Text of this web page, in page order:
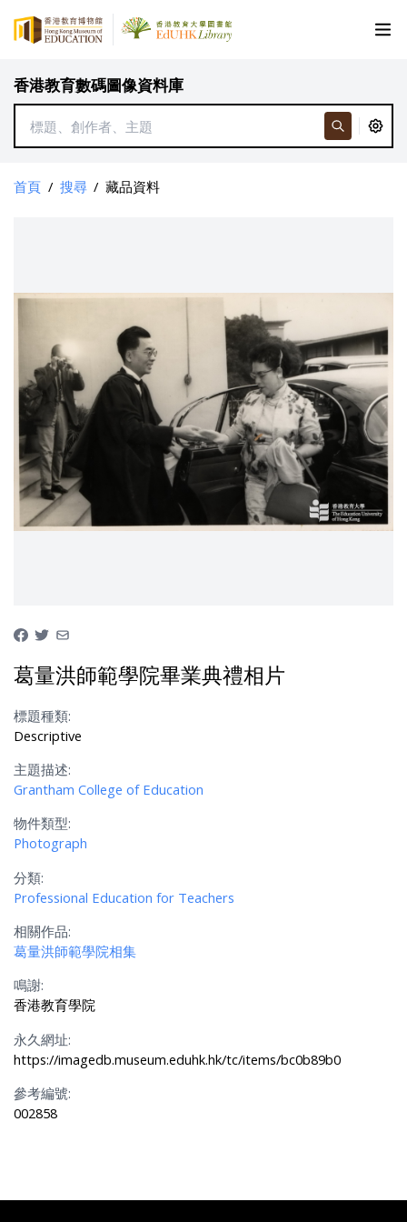
香港教育數碼圖像資料庫
首頁 / 搜尋 / 藏品資料
葛量洪師範學院畢業典禮相片
標題種類:
Descriptive
主題描述:
Grantham College of Education
物件類型:
Photograph
分類:
Professional Education for Teachers
相關作品:
葛量洪師範學院相集
鳴謝:
香港教育學院
永久網址:
https://imagedb.museum.eduhk.hk/tc/items/bc0b89b0
參考編號:
002858